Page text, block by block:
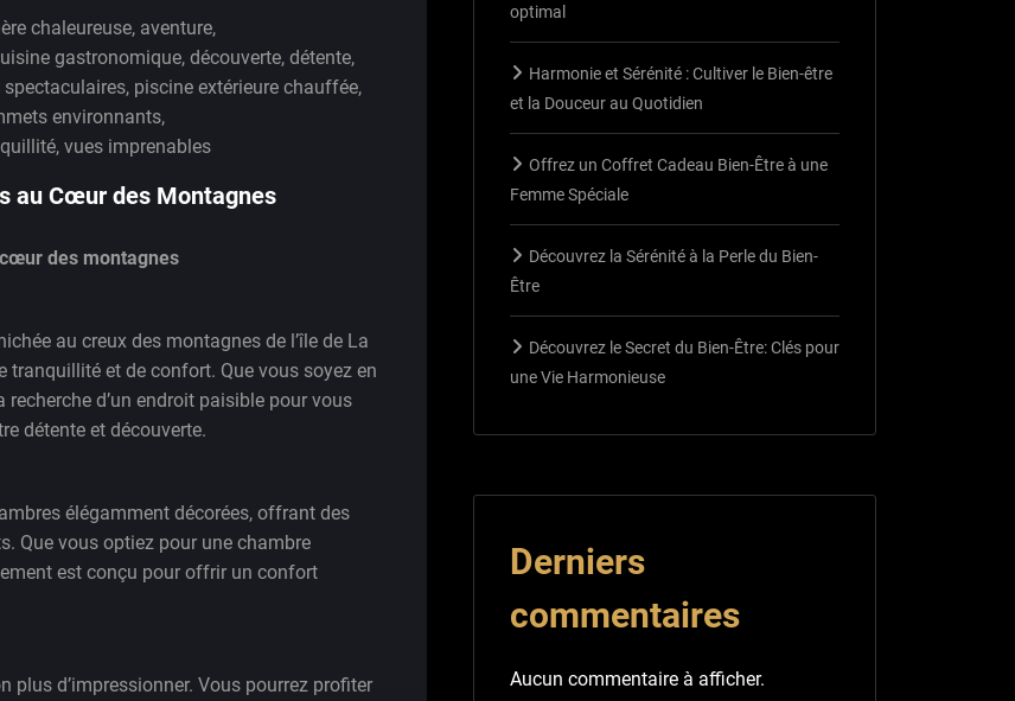
chaleureuse, aventure,
gastronomique, découverte, détente,
spectaculaires, piscine extérieure chauffée,
environnants,
, vues imprenables
au Cœur des Montagnes
des montagnes
au creux des montagnes de l’île de La
tranquillité et de confort. Que vous soyez en
d’un endroit paisible pour vous
détente et découverte.
élégamment décorées, offrant des
Que vous optiez pour une chambre
est conçu pour offrir un confort
plus d’impressionner. Vous pourrez profiter
optimal
Harmonie et Sérénité : Cultiver le Bien-être
et la Douceur au Quotidien
Offrez un Coffret Cadeau Bien-Être à une
Femme Spéciale
Découvrez la Sérénité à la Perle du Bien-
Être
Découvrez le Secret du Bien-Être: Clés pour
une Vie Harmonieuse
Derniers
commentaires
Aucun commentaire à afficher.